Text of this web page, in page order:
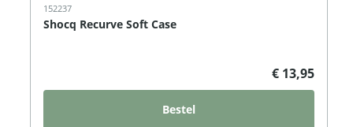
152237
Shocq Recurve Soft Case
€ 13,95
Bestel